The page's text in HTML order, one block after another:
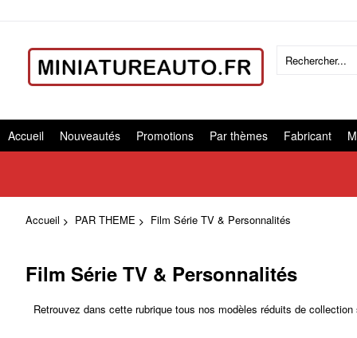
Accueil Nouveautés Promotions Par thèmes Fabricant
Accueil PAR THEME Film Série TV & Personnalités
Film Série TV & Personnalités
Retrouvez dans cette rubrique tous nos modèles réduits de